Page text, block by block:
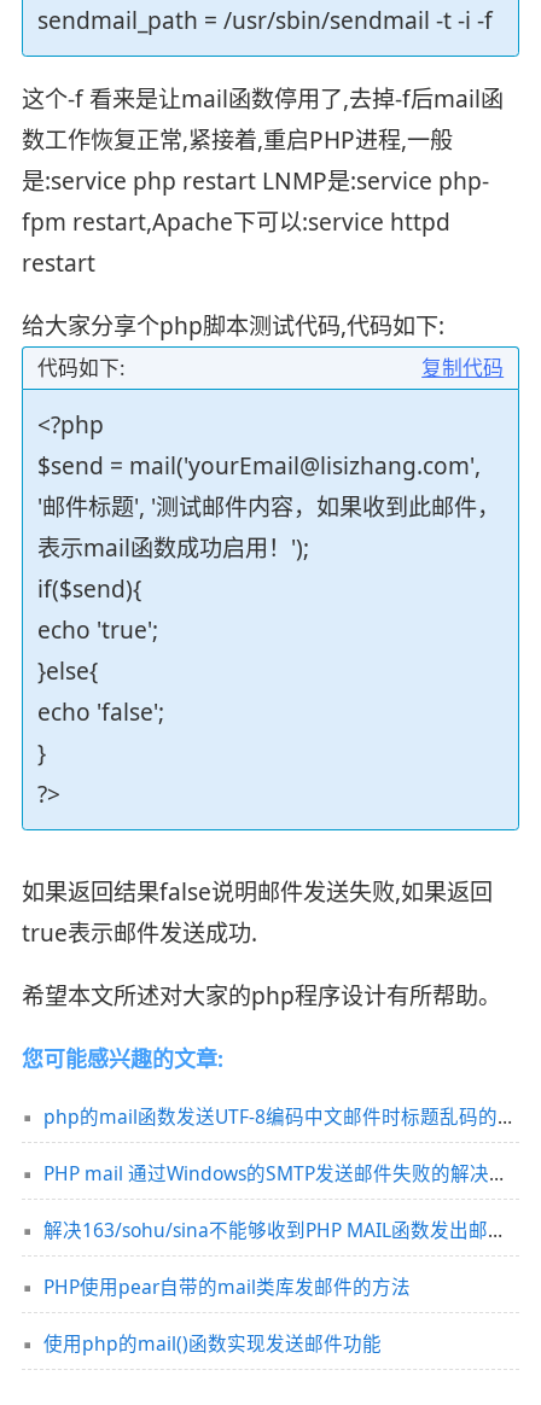
sendmail_path = /usr/sbin/sendmail -t -i -f
这个-f 看来是让mail函数停用了,去掉-f后mail函
数工作恢复正常,紧接着,重启PHP进程,一般
是:service php restart LNMP是:service php-
fpm restart,Apache下可以:service httpd
restart
给大家分享个php脚本测试代码,代码如下:
复制代码
代码如下:
<?php
$send = mail('yourEmail@lisizhang.com',
'邮件标题', '测试邮件内容，如果收到此邮件，
表示mail函数成功启用！');
if($send){
echo 'true';
}else{
echo 'false';
}
?>
如果返回结果false说明邮件发送失败,如果返回
true表示邮件发送成功.
希望本文所述对大家的php程序设计有所帮助。
您可能感兴趣的文章:
php的mail函数发送UTF-8编码中文邮件时标题乱码的解决办法
PHP mail 通过Windows的SMTP发送邮件失败的解决方案
解决163/sohu/sina不能够收到PHP MAIL函数发出邮件的问题
PHP使用pear自带的mail类库发邮件的方法
使用php的mail()函数实现发送邮件功能